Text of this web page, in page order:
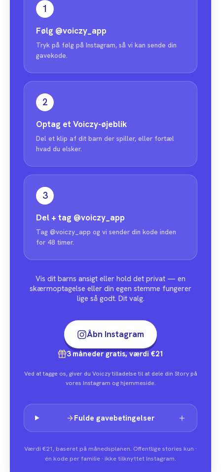
1
Følg @voiczy_app
Tryk på følg på Instagram, så vi kan sende din
gavekode.
2
Optag et Voiczy-øjeblik
Del et klip af dit barn der spiller, eller fortæl
hvad du elsker.
3
Del + tag @voiczy_app
Tag @voiczy_app og vi sender din kode inden
for 48 timer.
Vis dit barns ansigt eller hold det privat — en
skærmoptagelse eller din egen stemme fungerer
lige så godt. Dit valg.
Åbn Instagram
3 måneder gratis, værdi €21
Ved at tagge os, giver du Voiczy tilladelse til at dele din Story på
vores Instagram og hjemmeside.
Fulde gavebetingelser
Værdi €21, baseret på månedsplanen. Offentlige stories kun ·
én kode per familie · ikke tilknyttet Instagram.